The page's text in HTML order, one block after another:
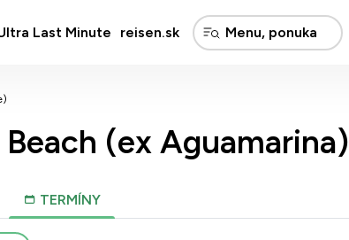
Last Minute reisen.sk
(ex Aguamarina)
TERMÍNY